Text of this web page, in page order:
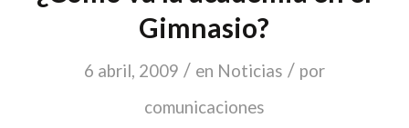
Gimnasio?
6 abril, 2009 / en Noticias / por
comunicaciones